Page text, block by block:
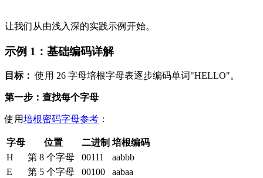
让我们从由浅入深的实践示例开始。
示例 1：基础编码详解
目标： 使用 26 字母培根字母表逐步编码单词"HELLO"。
第一步：查找每个字母
使用培根密码字母参考 ：
字母 位置 二进制 培根编码
H
第 8 个字母 00111
aabbb
E
第 5 个字母 00100
aabaa